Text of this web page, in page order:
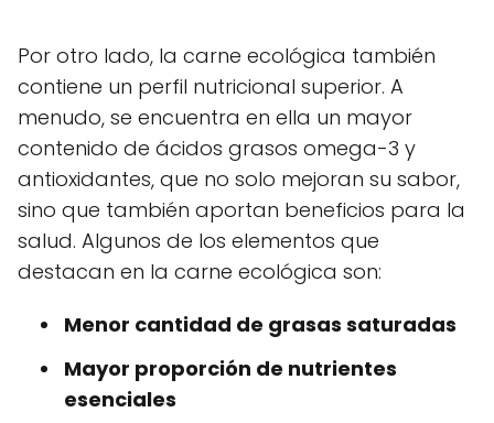
Por otro lado, la carne ecológica también
contiene un perfil nutricional superior. A
menudo, se encuentra en ella un mayor
contenido de ácidos grasos omega-3 y
antioxidantes, que no solo mejoran su sabor,
sino que también aportan beneficios para la
salud. Algunos de los elementos que
destacan en la carne ecológica son:
Menor cantidad de grasas saturadas
Mayor proporción de nutrientes
esenciales